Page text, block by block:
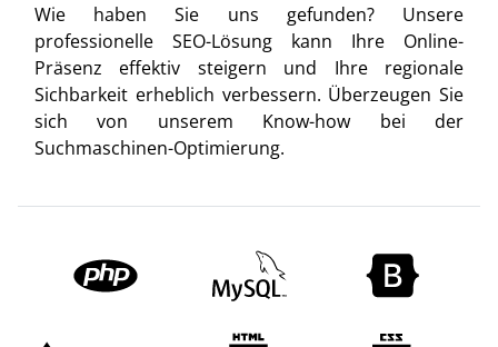
Wie haben Sie uns gefunden? Unsere
professionelle SEO-Lösung kann Ihre Online-
Präsenz effektiv steigern und Ihre regionale
Sichbarkeit erheblich verbessern. Überzeugen Sie
sich von unserem Know-how bei der
Suchmaschinen-Optimierung.